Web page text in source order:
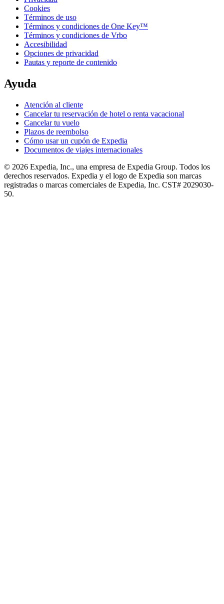
Cookies
Términos de uso
Términos y condiciones de One Key™
Términos y condiciones de Vrbo
Accesibilidad
Opciones de privacidad
Pautas y reporte de contenido
Ayuda
Atención al cliente
Cancelar tu reservación de hotel o renta vacacional
Cancelar tu vuelo
Plazos de reembolso
Cómo usar un cupón de Expedia
Documentos de viajes internacionales
© 2026 Expedia, Inc., una empresa de Expedia Group. Todos los
derechos reservados. Expedia y el logo de Expedia son marcas
registradas o marcas comerciales de Expedia, Inc. CST# 2029030-
50.